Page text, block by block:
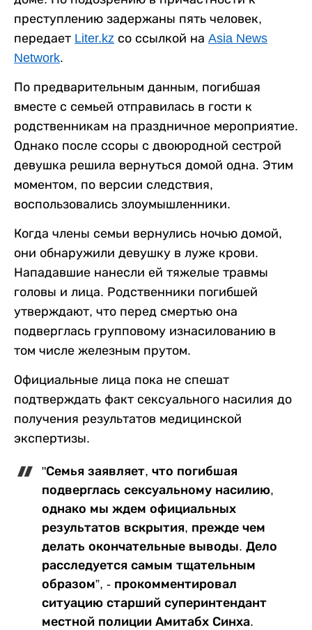
преступлению задержаны пять человек,
передает Liter.kz со ссылкой на Asia News
Network.
По предварительным данным, погибшая
вместе с семьей отправилась в гости к
родственникам на праздничное мероприятие.
Однако после ссоры с двоюродной сестрой
девушка решила вернуться домой одна. Этим
моментом, по версии следствия,
воспользовались злоумышленники.
Когда члены семьи вернулись ночью домой,
они обнаружили девушку в луже крови.
Нападавшие нанесли ей тяжелые травмы
головы и лица. Родственники погибшей
утверждают, что перед смертью она
подверглась групповому изнасилованию в
том числе железным прутом.
Официальные лица пока не спешат
подтверждать факт сексуального насилия до
получения результатов медицинской
экспертизы.
"Семья заявляет, что погибшая
подверглась сексуальному насилию,
однако мы ждем официальных
результатов вскрытия, прежде чем
делать окончательные выводы. Дело
расследуется самым тщательным
образом”, - прокомментировал
ситуацию старший суперинтендант
местной полиции Амитабх Синха.